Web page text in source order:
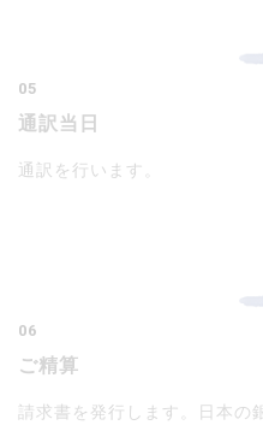
05
通訳当日
通訳を行います。
06
ご精算
請求書を発行します。日本の